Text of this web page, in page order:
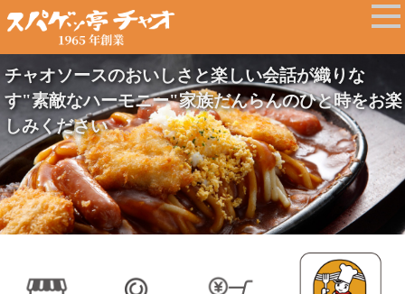
チャオソースのおいしさと楽しい会話が織りな
す"素敵なハーモニー"家族だんらんのひと時をお楽
しみください